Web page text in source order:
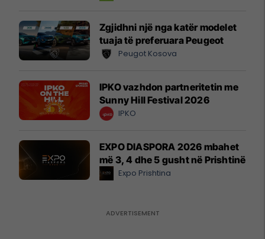
Zgjidhni një nga katër modelet
tuaja të preferuara Peugeot
Peugot Kosova
IPKO vazhdon partneritetin me
Sunny Hill Festival 2026
IPKO
EXPO DIASPORA 2026 mbahet
më 3, 4 dhe 5 gusht në Prishtinë
Expo Prishtina